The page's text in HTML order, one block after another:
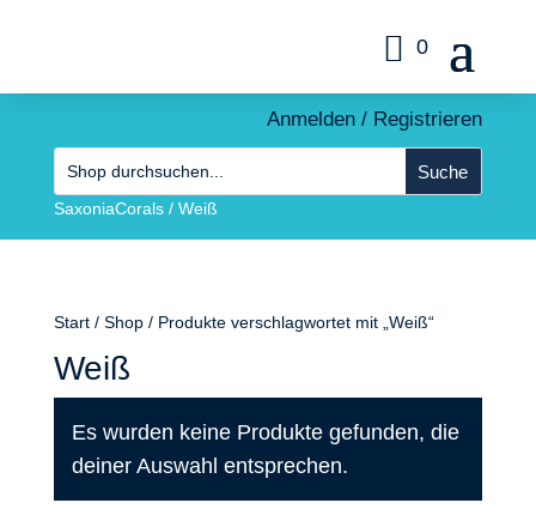
0
Anmelden / Registrieren
SaxoniaCorals/ Weiß
Start/ Shop/ Produkte verschlagwortet mit „Weiß“
Weiß
Es wurden keine Produkte gefunden, die
deiner Auswahl entsprechen.